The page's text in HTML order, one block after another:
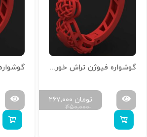
گوشواره فیوژن تراش خور G-T-S-10
۴۵۰,۰۰۰
۲۶۷,۰۰۰ تومان